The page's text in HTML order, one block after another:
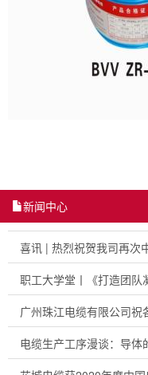
新闻中心
喜讯 | 热烈祝贺我司再次
职工大学堂丨《打造团队
广州珠江电缆有限公司祝
电缆生产工序漫谈：导体